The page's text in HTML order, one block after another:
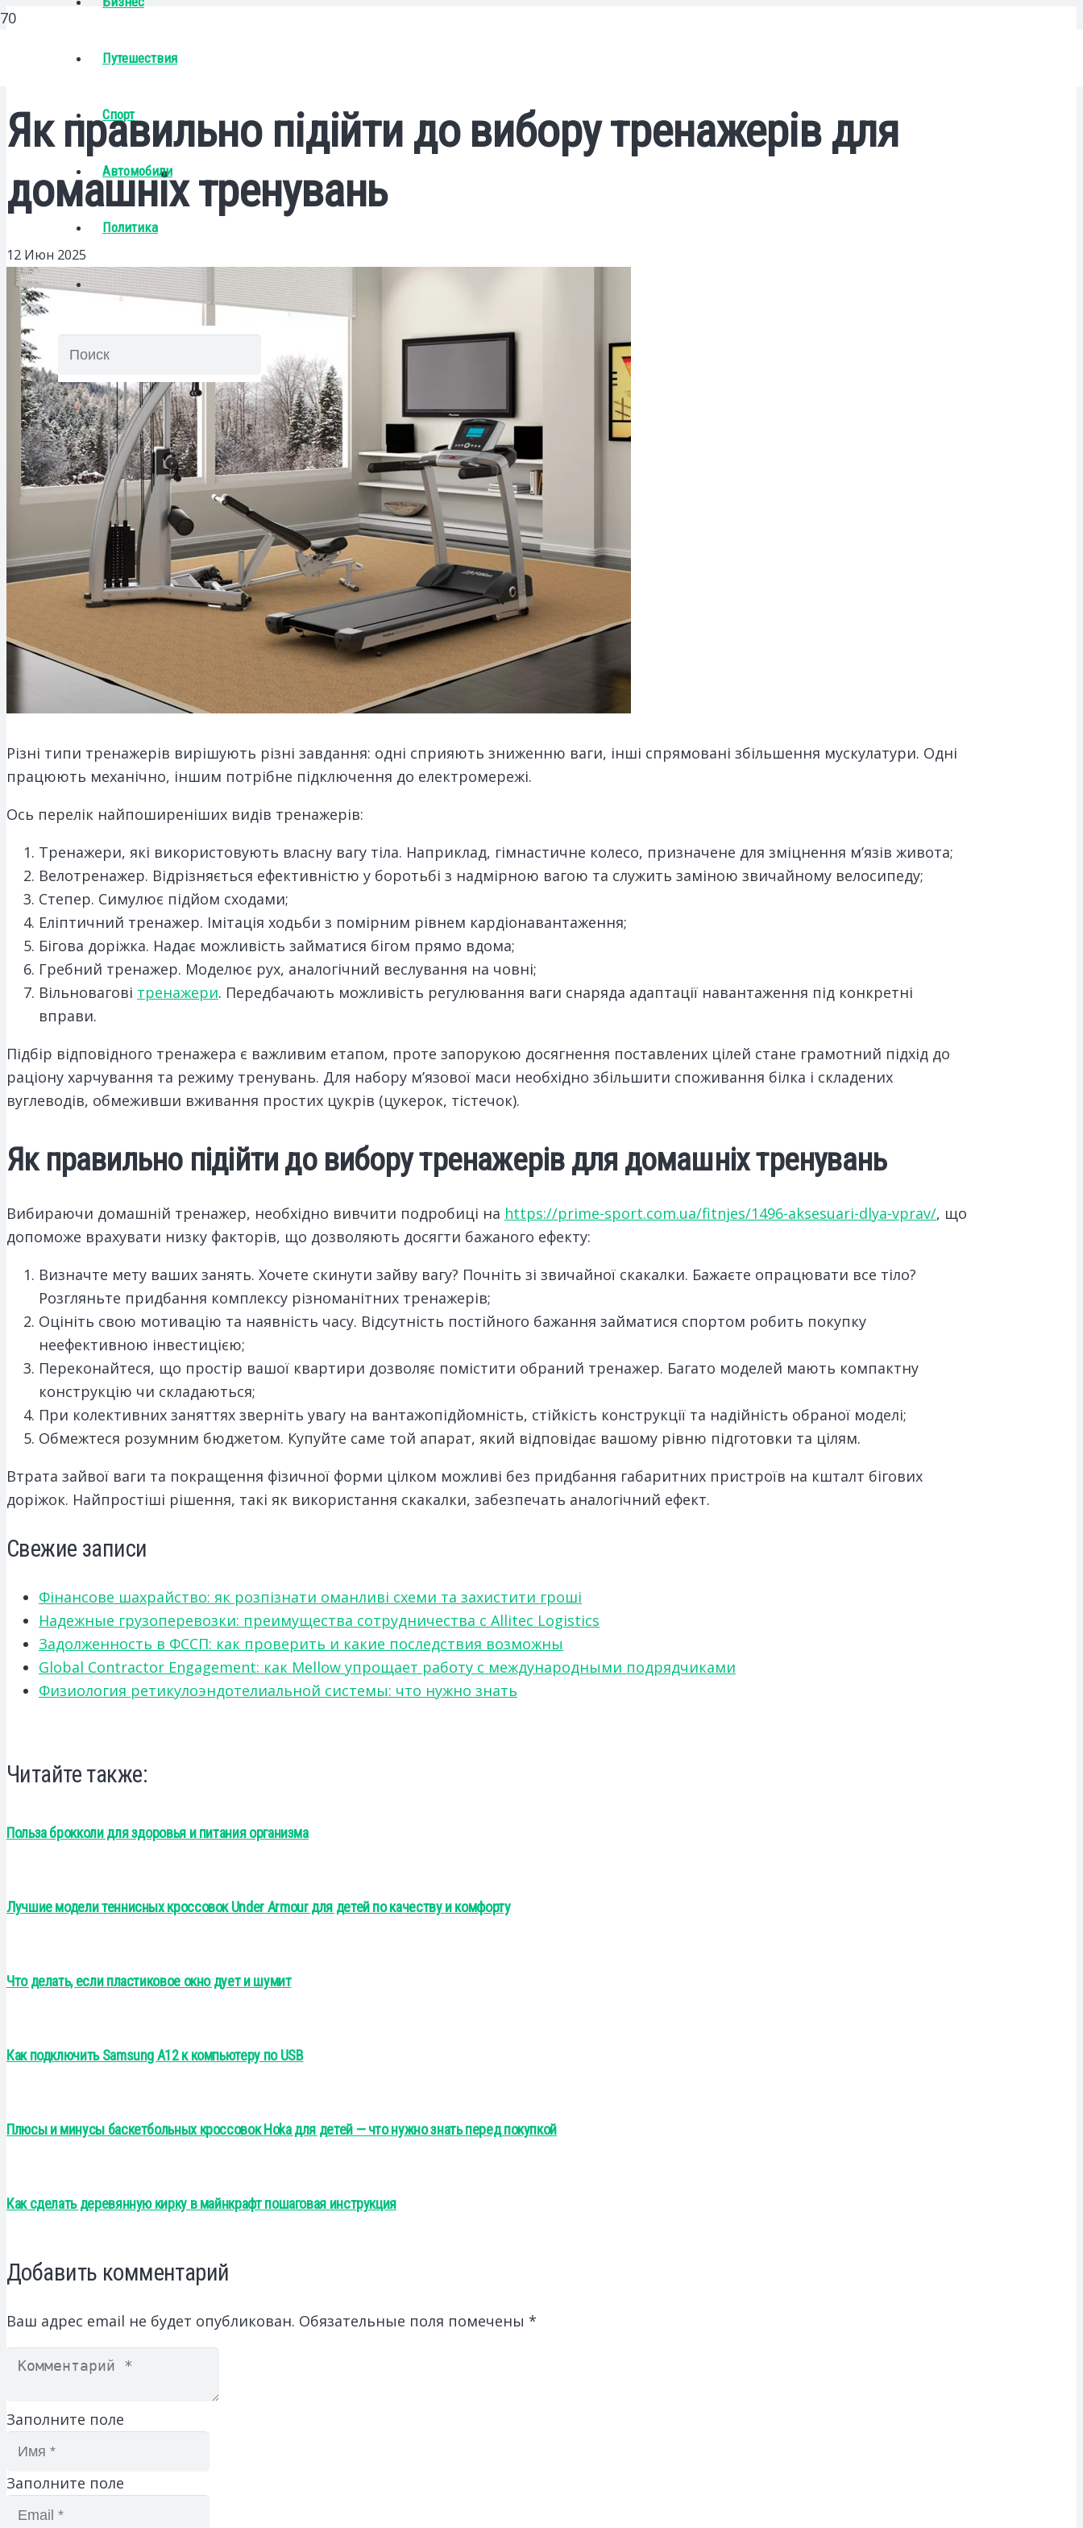
Путешествия
Спорт
Автомобили
Политика
Як правильно підійти до вибору тренажерів для
домашніх тренувань
12 Июн 2025
Різні типи тренажерів вирішують різні завдання: одні сприяють зниженню ваги, інші спрямовані збільшення мускулатури. Одні
працюють механічно, іншим потрібне підключення до електромережі.
Ось перелік найпоширеніших видів тренажерів:
Тренажери, які використовують власну вагу тіла. Наприклад, гімнастичне колесо, призначене для зміцнення м’язів живота;
Велотренажер. Відрізняється ефективністю у боротьбі з надмірною вагою та служить заміною звичайному велосипеду;
Степер. Симулює підйом сходами;
Еліптичний тренажер. Імітація ходьби з помірним рівнем кардіонавантаження;
Бігова доріжка. Надає можливість займатися бігом прямо вдома;
Гребний тренажер. Моделює рух, аналогічний веслування на човні;
Вільновагові тренажери. Передбачають можливість регулювання ваги снаряда адаптації навантаження під конкретні
вправи.
Підбір відповідного тренажера є важливим етапом, проте запорукою досягнення поставлених цілей стане грамотний підхід до
раціону харчування та режиму тренувань. Для набору м’язової маси необхідно збільшити споживання білка і складених
вуглеводів, обмеживши вживання простих цукрів (цукерок, тістечок).
Як правильно підійти до вибору тренажерів для домашніх тренувань
Вибираючи домашній тренажер, необхідно вивчити подробиці на https://prime-sport.com.ua/fitnjes/1496-aksesuari-dlya-vprav/, що
допоможе врахувати низку факторів, що дозволяють досягти бажаного ефекту:
Визначте мету ваших занять. Хочете скинути зайву вагу? Почніть зі звичайної скакалки. Бажаєте опрацювати все тіло?
Розгляньте придбання комплексу різноманітних тренажерів;
Оцініть свою мотивацію та наявність часу. Відсутність постійного бажання займатися спортом робить покупку
неефективною інвестицією;
Переконайтеся, що простір вашої квартири дозволяє помістити обраний тренажер. Багато моделей мають компактну
конструкцію чи складаються;
При колективних заняттях зверніть увагу на вантажопідйомність, стійкість конструкції та надійність обраної моделі;
Обмежтеся розумним бюджетом. Купуйте саме той апарат, який відповідає вашому рівню підготовки та цілям.
Втрата зайвої ваги та покращення фізичної форми цілком можливі без придбання габаритних пристроїв на кшталт бігових
доріжок. Найпростіші рішення, такі як використання скакалки, забезпечать аналогічний ефект.
Свежие записи
Фінансове шахрайство: як розпізнати оманливі схеми та захистити гроші
Надежные грузоперевозки: преимущества сотрудничества с Allitec Logistics
Задолженность в ФССП: как проверить и какие последствия возможны
Global Contractor Engagement: как Mellow упрощает работу с международными подрядчиками
Физиология ретикулоэндотелиальной системы: что нужно знать
Читайте также:
Польза брокколи для здоровья и питания организма
Лучшие модели теннисных кроссовок Under Armour для детей по качеству и комфорту
Что делать, если пластиковое окно дует и шумит
Как подключить Samsung A12 к компьютеру по USB
Плюсы и минусы баскетбольных кроссовок Hoka для детей — что нужно знать перед покупкой
Как сделать деревянную кирку в майнкрафт пошаговая инструкция
Добавить комментарий
Ваш адрес email не будет опубликован. Обязательные поля помечены *
Заполните поле
Заполните поле